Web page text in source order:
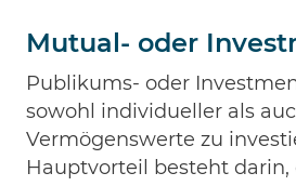
Mutual- oder
Publikums- oder
sowohl individueller als
Vermögenswerte zu
Hauptvorteil besteht darin,